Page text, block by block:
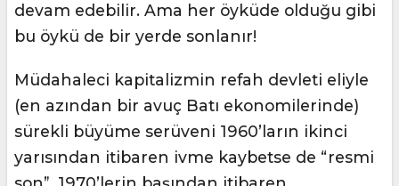
devam edebilir. Ama her öyküde olduğu gibi
bu öykü de bir yerde sonlanır!
Müdahaleci kapitalizmin refah devleti eliyle
(en azından bir avuç Batı ekonomilerinde)
sürekli büyüme serüveni 1960’ların ikinci
yarısından itibaren ivme kaybetse de “resmi